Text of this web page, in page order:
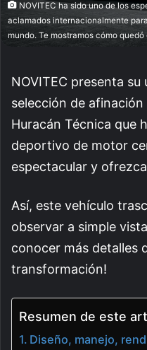
NOVITEC ha sido uno de los
aclamados internacionalmente
mundo. Te mostramos cómo
NOVITEC presenta
selección de
Huracán Técnica que
deportivo de motor
espectacular y
Así, este vehículo
observar a simple
conocer más detalles
transformación!
Resumen de este
Diseño, manejo,